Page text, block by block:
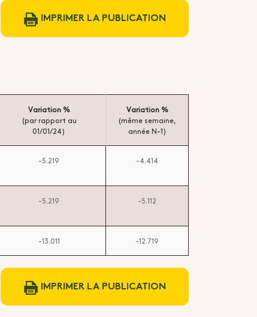
IMPRIMER LA PUBLICATION
Variation %
(par rapport au
01/01/24)
Variation %
(même semaine,
année N-1)
-5.219 -4.414
-5.219 -5.112
-13.011 -12.719
IMPRIMER LA PUBLICATION